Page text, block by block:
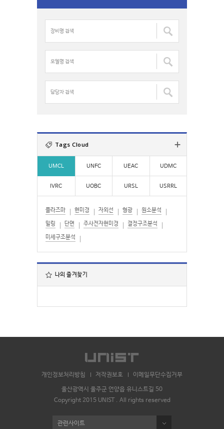
명
색
:
델
명
:자
:
Tags Cloud
UMCL UNFC UEAC UDMC
IVRC UOBC URSL USRRL
플라즈마 현미경 자외선 형광 원소분석
밀링 단면 주사전자현미경 결정구조분석
미세구조분석
나의 즐겨찾기
개인정보처리방침 저작권보호 이메일무단수집거부
울산광역시 울주군 언양읍 유니스트길 50
Copyright 2015 UNIST . All rights reserved
관련사이트